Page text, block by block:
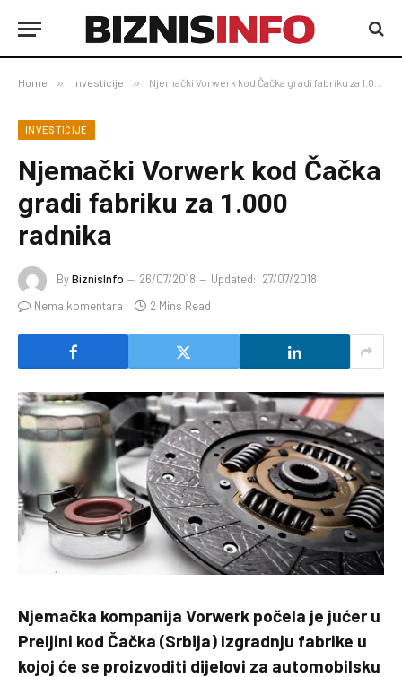
Home » Investicije » Njemački Vorwerk kod Čačka gradi fabriku za 1.000 radnika
INVESTICIJE
Njemački Vorwerk kod Čačka
gradi fabriku za 1.000
radnika
ByBiznisInfo 26/07/2018 Updated: 27/07/2018
Nema komentara
2 Mins Read
Njemačka kompanija Vorwerk počela je jućer u
Preljini kod Čačka (Srbija) izgradnju fabrike u
kojoj će se proizvoditi dijelovi za automobilsku